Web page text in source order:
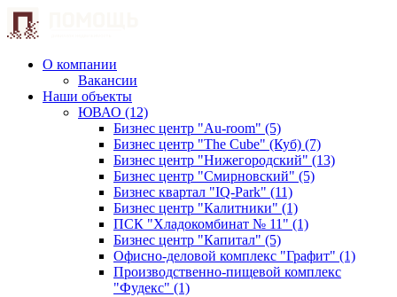
О компании
Вакансии
Наши объекты
ЮВАО (12)
Бизнес центр "Au-room" (5)
Бизнес центр "The Cube" (Куб) (7)
Бизнес центр "Нижегородский" (13)
Бизнес центр "Смирновский" (5)
Бизнес квартал "IQ-Park" (11)
Бизнес центр "Калитники" (1)
ПСК "Хладокомбинат № 11" (1)
Бизнес центр "Капитал" (5)
Офисно-деловой комплекс "Графит" (1)
Производственно-пищевой комплекс
"Фудекс" (1)